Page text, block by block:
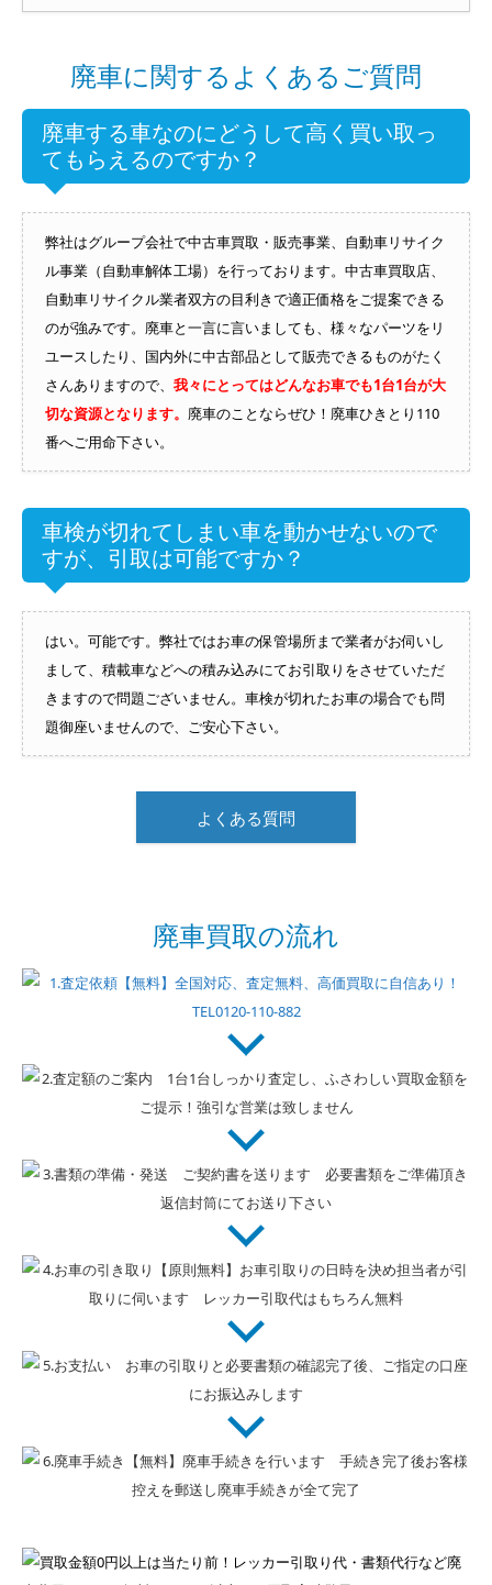
廃車に関するよくあるご質問
廃車する車なのにどうして高く買い取っ
てもらえるのですか？
弊社はグループ会社で中古車買取・販売事業、自動車リサイク
ル事業（自動車解体工場）を行っております。中古車買取店、
自動車リサイクル業者双方の目利きで適正価格をご提案できる
のが強みです。廃車と一言に言いましても、様々なパーツをリ
ユースしたり、国内外に中古部品として販売できるものがたく
さんありますので、 我々にとってはどんなお車でも1台1台が大
切な資源となります。 廃車のことならぜひ！廃車ひきとり110
番へご用命下さい。
車検が切れてしまい車を動かせないので
すが、引取は可能ですか？
はい。可能です。弊社ではお車の保管場所まで業者がお伺いし
まして、積載車などへの積み込みにてお引取りをさせていただ
きますので問題ございません。車検が切れたお車の場合でも問
題御座いませんので、ご安心下さい。
よくある質問
廃車買取の流れ